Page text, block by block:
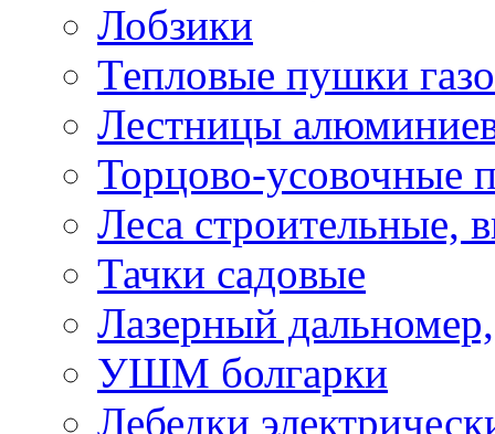
Лобзики
Тепловые пушки
Лестницы
Торцово-усовочные
Леса строительные,
Тачки садовые
Лазерный дальномер,
УШМ болгарки
Лебедки